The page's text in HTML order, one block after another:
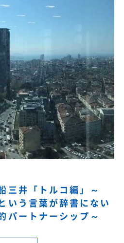
三井「トルコ編」～
いう言葉が辞書にない
パートナーシップ～